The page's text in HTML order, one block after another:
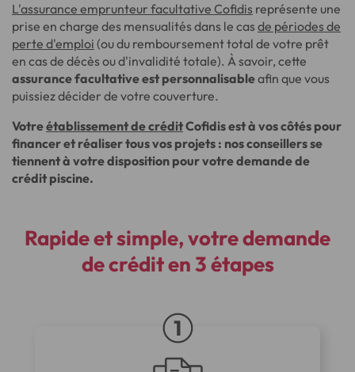
L'assurance emprunteur facultative Cofidis représente une
prise en charge des mensualités dans le cas de périodes de
perte d'emploi (ou du remboursement total de votre prêt
en cas de décès ou d'invalidité totale). À savoir, cette
assurance facultative est personnalisableafin que vous
puissiez décider de votre couverture.
Votreétablissement de créditCofidis est à vos côtés pour
financer et réaliser tous vos projets : nos conseillers se
tiennent à votre disposition pour votre demande de
crédit piscine.
Rapide et simple, votre demande
de crédit en 3 étapes